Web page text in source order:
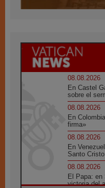
08.08.2026
En Castel
sobre el
08.08.2026
En
firma»
08.08.2026
En
Santo
08.08.2026
El Papa:
victoria del